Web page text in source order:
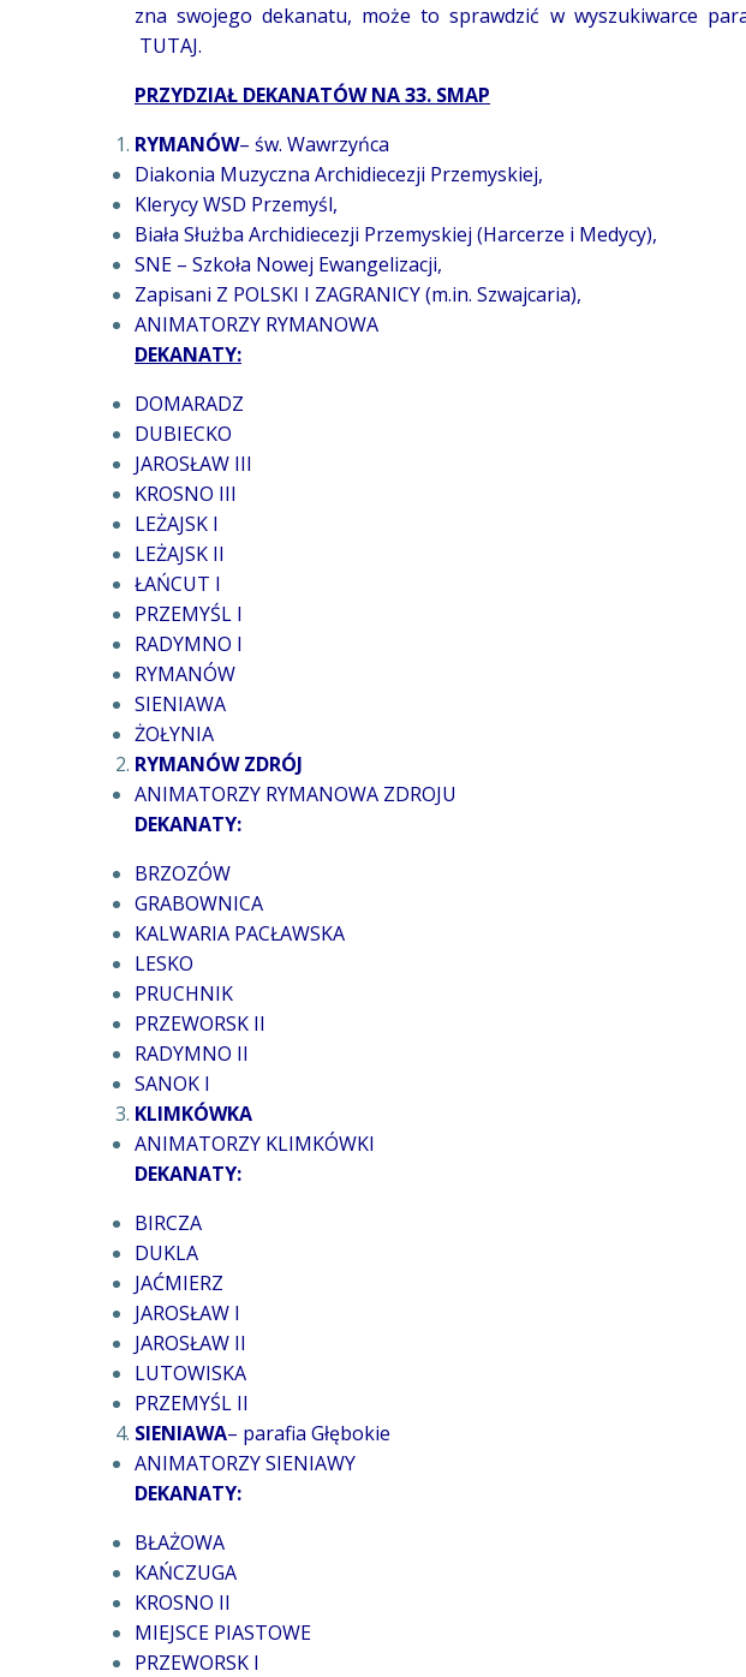
zna swojego dekanatu, może to sprawdzić w wyszukiwarce
TUTAJ.
PRZYDZIAŁ DEKANATÓW NA 33. SMAP
RYMANÓW– św. Wawrzyńca
Diakonia Muzyczna Archidiecezji Przemyskiej,
Klerycy WSD Przemyśl,
Biała Służba Archidiecezji Przemyskiej (Harcerze i Medycy),
SNE – Szkoła Nowej Ewangelizacji,
Zapisani Z POLSKI I ZAGRANICY (m.in. Szwajcaria),
ANIMATORZY RYMANOWA
DEKANATY:
DOMARADZ
DUBIECKO
JAROSŁAW III
KROSNO III
LEŻAJSK I
LEŻAJSK II
ŁAŃCUT I
PRZEMYŚL I
RADYMNO I
RYMANÓW
SIENIAWA
ŻOŁYNIA
RYMANÓW ZDRÓJ
ANIMATORZY RYMANOWA ZDROJU
DEKANATY:
BRZOZÓW
GRABOWNICA
KALWARIA PACŁAWSKA
LESKO
PRUCHNIK
PRZEWORSK II
RADYMNO II
SANOK I
KLIMKÓWKA
ANIMATORZY KLIMKÓWKI
DEKANATY:
BIRCZA
DUKLA
JAĆMIERZ
JAROSŁAW I
JAROSŁAW II
LUTOWISKA
PRZEMYŚL II
SIENIAWA– parafia Głębokie
ANIMATORZY SIENIAWY
DEKANATY:
BŁAŻOWA
KAŃCZUGA
KROSNO II
MIEJSCE PIASTOWE
PRZEWORSK I